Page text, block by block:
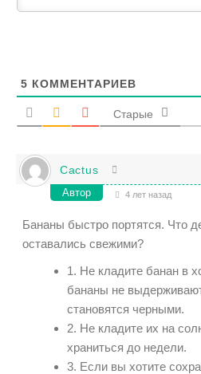
5 КОММЕНТАРИЕВ
Старые
Cactus
Автор 4 лет назад
Бананы быстро портятся. Что
оставались свежими?
1. Не кладите банан в
бананы не
становятся черными.
2. Не кладите их на
храниться до недели.
3. Если вы хотите